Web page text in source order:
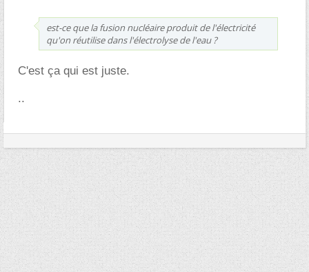
est-ce que la fusion nucléaire produit de l'électricité
qu'on réutilise dans l'électrolyse de l'eau ?
C'est ça qui est juste.
..